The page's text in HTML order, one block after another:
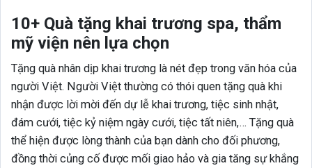
10+ Quà tặng khai trương spa, thẩm
mỹ viện nên lựa chọn
Tặng quà nhân dịp khai trương là nét đẹp trong văn hóa của
người Việt. Người Việt thường có thói quen tặng quà khi
nhận được lời mời đến dự lễ khai trương, tiệc sinh nhật,
đám cưới, tiệc kỷ niệm ngày cưới, tiệc tất niên,… Tặng quà
thể hiện được lòng thành của bạn dành cho đối phương,
đồng thời củng cố được mối giao hảo và gia tăng sự khắng